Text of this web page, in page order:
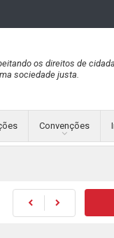
os direitos de
sociedade justa.
Convenções